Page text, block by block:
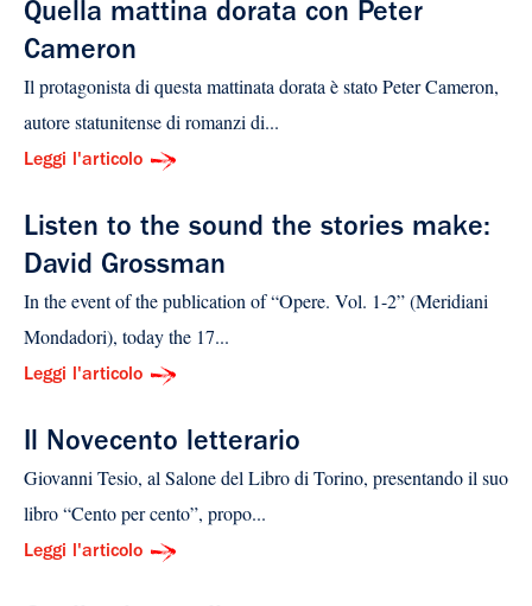
Quella mattina dorata con Peter
Cameron
Il protagonista di questa mattinata dorata è stato Peter Cameron,
autore statunitense di romanzi di...
Leggi l'articolo
Listen to the sound the stories make:
David Grossman
In the event of the publication of “Opere. Vol. 1-2” (Meridiani
Mondadori), today the 17...
Leggi l'articolo
Il Novecento letterario
Giovanni Tesio, al Salone del Libro di Torino, presentando il suo
libro “Cento per cento”, propo...
Leggi l'articolo